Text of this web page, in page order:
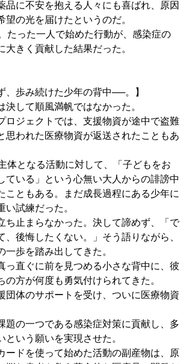
品に不安を抱える人々にも喜ばれ、原因
望の光を届けたというのだ。
たった一人で始めた行動が、感染症の
大きく貢献した結果だった。
、歩み続けた少年の背中──。】
決して順風満帆ではなかった。
ロジェクトでは、支援物資が途中で盗難
思われた医療物資が返送されたこともあ
体となる活動に対して、「子どもをお
ている」という心無い大人からの誹謗中
こともある。まだ成長過程にある少年に
い試練だった。
ち止まらなかった。決して諦めず、「で
、後悔したくない。」そう語りながら、
一歩を踏み出してきた。
っ直ぐに前を見つめる小さな背中に、彼
の方が何度も勇気付けられてきた。
団体のサポートを受け、ついに医療物資
題の一つである感染症対策に貢献し、多
という願いを実現させた。
ードを使って始めた活動の副産物は、原